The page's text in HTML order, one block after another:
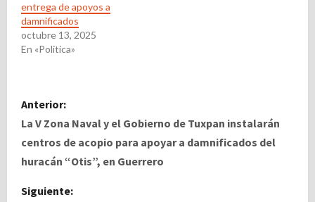
entrega de apoyos a
damnificados
octubre 13, 2025
En «Politica»
N
a
v
e
Anterior:
La V Zona Naval y el Gobierno de Tuxpan instalarán
centros de acopio para apoyar a damnificados del
huracán “Otis”, en Guerrero
Siguiente: